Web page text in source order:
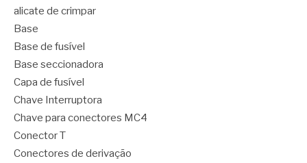
alicate de crimpar
Base
Base de fusível
Base seccionadora
Capa de fusível
Chave Interruptora
Chave para conectores MC4
Conector T
Conectores de derivação